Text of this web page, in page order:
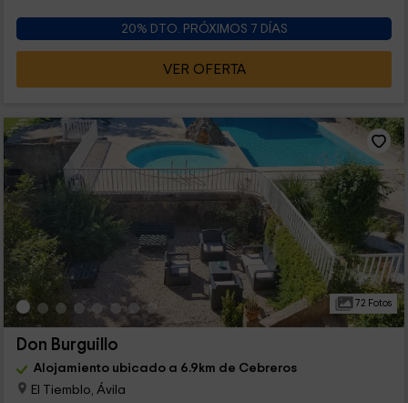
20% DTO. PRÓXIMOS 7 DÍAS
VER OFERTA
72 Fotos
Don Burguillo
Alojamiento ubicado a 6.9km de Cebreros
El Tiemblo, Ávila